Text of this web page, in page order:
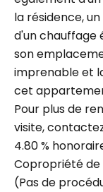
la résidence,
d'un chauffage
son
imprenable et
cet
Pour plus de
visite,
4.80 %
Copropriété de
(Pas de